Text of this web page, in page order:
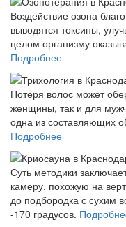
Воздействие озона
выводятся токсины,
целом организму
Подробнее
Потеря волос может
женщины, так и для
одна из составляющих
Подробнее
Суть методики
камеру, похожую на
до подбородка с сухим
-170 градусов.